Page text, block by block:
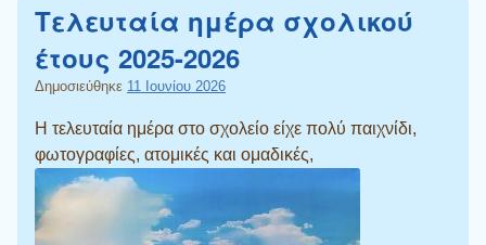
Τελευταία ημέρα σχολικού
έτους 2025-2026
Δημοσιεύθηκε 11 Ιουνίου 2026
Η τελευταία ημέρα στο σχολείο είχε πολύ παιχνίδι,
φωτογραφίες, ατομικές και ομαδικές,